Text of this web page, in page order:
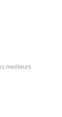
meilleurs